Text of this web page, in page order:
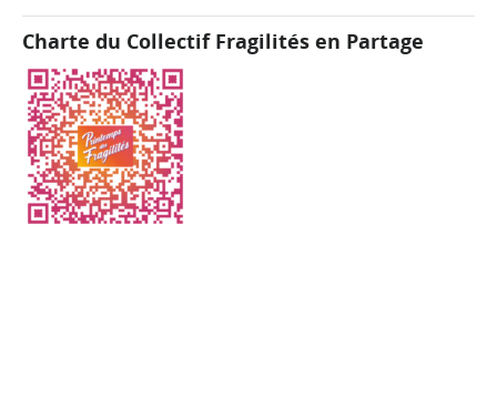
Charte du Collectif Fragilités en Partage